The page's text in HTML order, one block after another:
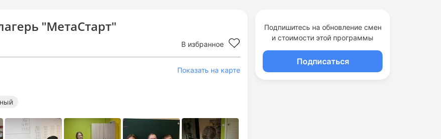
"МетаСтарт"
В избранное
Показать на карте
Подпишитесь на обновление смен
и стоимости этой программы
Подписаться